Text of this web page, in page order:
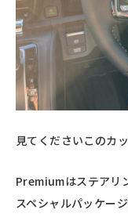
見てくださいこのカ
Premiumはステアリ
スペシャルパッケー